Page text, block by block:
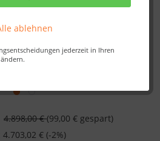
ablehnen
jederzeit in Ihren
4.898,00 €(99,00 € gespart)
€ (-2%)